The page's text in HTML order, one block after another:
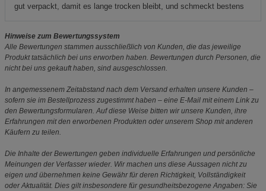
gut verpackt, damit es lange trocken bleibt, und schmeckt bestens
Hinweise zum Bewertungssystem
Alle Bewertungen stammen ausschließlich von Kunden, die das jeweilige
Produkt tatsächlich bei uns erworben haben. Bewertungen durch Personen, die
nicht bei uns gekauft haben, sind ausgeschlossen.
In angemessenem Zeitabstand nach dem Versand erhalten unsere Kunden –
sofern sie im Bestellprozess zugestimmt haben – eine E-Mail mit einem Link zu
den Bewertungsformularen. Auf diese Weise bitten wir unsere Kunden, ihre
Erfahrungen mit den erworbenen Produkten oder unserem Shop mit anderen
Käufern zu teilen.
Die Inhalte der Bewertungen geben individuelle Erfahrungen und persönliche
Meinungen der Verfasser wieder. Wir machen uns diese Aussagen nicht zu
eigen und übernehmen keine Gewähr für deren Richtigkeit, Vollständigkeit
oder Aktualität. Dies gilt insbesondere für gesundheitsbezogene Angaben: Sie